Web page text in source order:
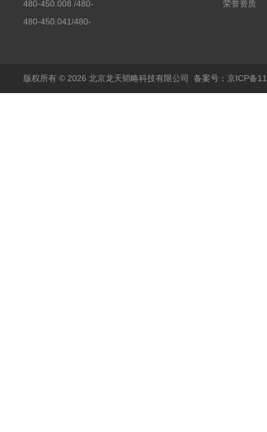
480-450.008 /480-
450.008C耶拿镉Cd空
480-450.041/480-
包邮
荣誉资质
版权所有 © 2026 北京龙天韬略科技有限公司 备案号：京ICP备